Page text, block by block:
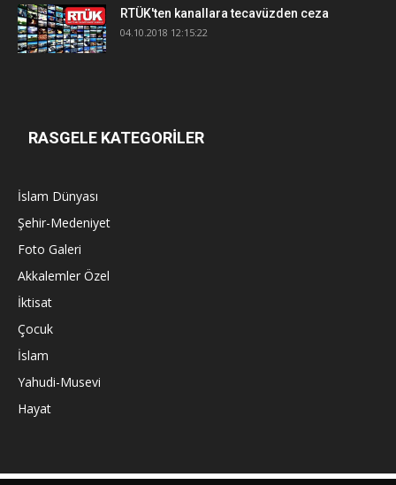
RTÜK'ten kanallara tecavüzden ceza
04.10.2018 12:15:22
RASGELE KATEGORİLER
İslam Dünyası
Şehir-Medeniyet
Foto Galeri
Akkalemler Özel
İktisat
Çocuk
İslam
Yahudi-Musevi
Hayat